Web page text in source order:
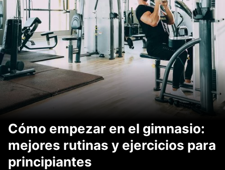
Cómo empezar en el gimnasio:
mejores rutinas y ejercicios para
principiantes